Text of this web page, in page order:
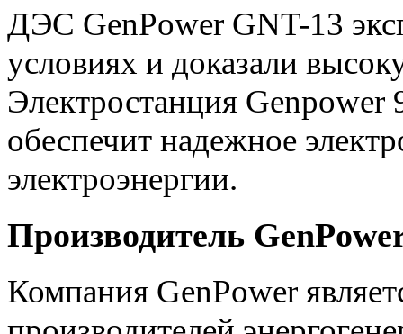
ДЭС GenPower GNT-13
условиях и доказали
Электростанция Genpower
обеспечит надежное
электроэнергии.
Производитель
Компания GenPower